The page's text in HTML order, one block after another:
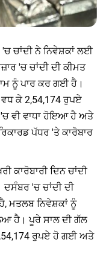
'ਚ ਚਾਂਦੀ ਨੇ ਨਿਵੇਸ਼ਕਾਂ ਲਈ
'ਚ ਚਾਂਦੀ ਦੀ ਕੀਮਤ
ਨੂੰ ਪਾਰ ਕਰ ਗਈ ਹੈ।
ਕੇ 2,54,174 ਰੁਪਏ
ਵੀ ਵਾਧਾ ਹੋਇਆ ਹੈ ਅਤੇ
ਪੱਧਰ 'ਤੇ ਕਾਰੋਬਾਰ
ਕਾਰੋਬਾਰੀ ਦਿਨ ਚਾਂਦੀ
ਦਸੰਬਰ 'ਚ ਚਾਂਦੀ ਦੀ
ਮਤਲਬ ਨਿਵੇਸ਼ਕਾਂ ਨੂੰ
ਹੈ। ਪੂਰੇ ਸਾਲ ਦੀ ਗੱਲ
ਰੁਪਏ ਹੋ ਗਈ ਅਤੇ